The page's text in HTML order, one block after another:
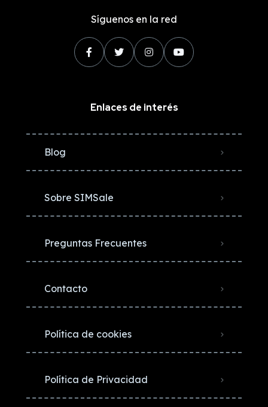
Síguenos en la red
Enlaces de interés
Blog
Sobre SIMSale
Preguntas Frecuentes
Contacto
Política de cookies
Política de Privacidad